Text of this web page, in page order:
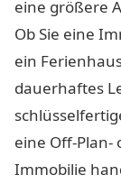
eine größere
Ob Sie eine
ein
dauerhaftes
eine Off-Plan-
Immobilie